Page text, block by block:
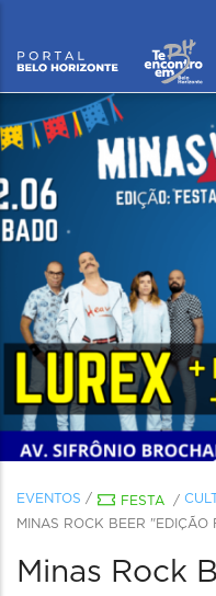
EVENTOS / FESTA /
MINAS ROCK BEER "EDIÇÃO
Minas Rock